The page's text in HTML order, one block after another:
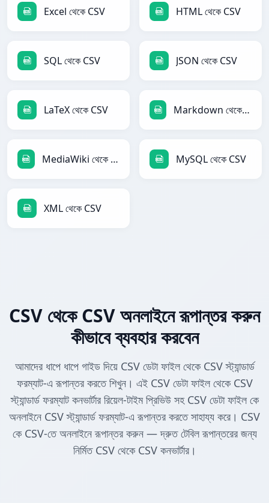
Excel থেকে CSV HTML থেকে CSV
SQL থেকে CSV JSON থেকে CSV
LaTeX থেকে CSV Markdown থেকে CSV
MediaWiki থেকে CSV MySQL থেকে CSV
XML থেকে CSV
CSV থেকে CSV অনলাইনে রূপান্তর করুন
কীভাবে ব্যবহার করবেন
আমাদের ধাপে ধাপে গাইড দিয়ে CSV ডেটা ফাইল থেকে CSV স্ট্যান্ডার্ড
ফরম্যাট-এ রূপান্তর করতে শিখুন। এই CSV ডেটা ফাইল থেকে CSV
স্ট্যান্ডার্ড ফরম্যাট কনভার্টার রিয়েল-টাইম প্রিভিউ সহ CSV ডেটা ফাইল কে
অনলাইনে CSV স্ট্যান্ডার্ড ফরম্যাট-এ রূপান্তর করতে সাহায্য করে। CSV
কে CSV-তে অনলাইনে রূপান্তর করুন — দ্রুত টেবিল রূপান্তরের জন্য
নির্মিত CSV থেকে CSV কনভার্টার।